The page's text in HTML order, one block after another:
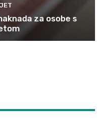
za osobe s